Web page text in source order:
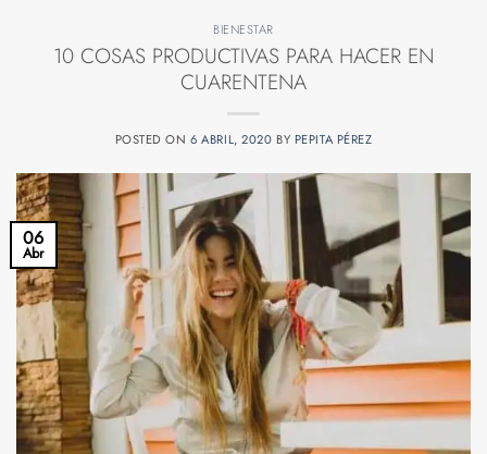
BIENESTAR
10 COSAS PRODUCTIVAS PARA HACER EN
CUARENTENA
POSTED ON6 ABRIL, 2020 BY PEPITA PÉREZ
06
Abr